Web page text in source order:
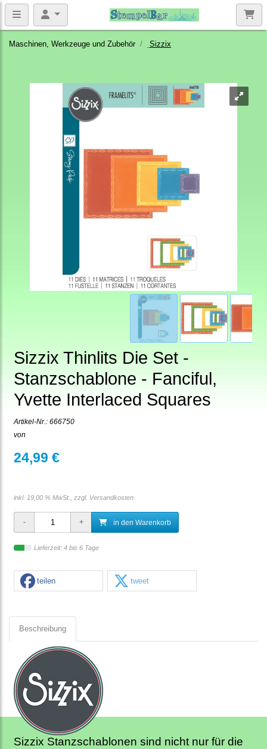
Maschinen, Werkzeuge und Zubehör Sizzix
Sizzix Thinlits Die Set -
Stanzschablone - Fanciful,
Yvette Interlaced Squares
Artikel-Nr.: 666750
von
24,99 €
inkl. 19,00 % MwSt., zzgl. Versandkosten
in den Warenkorb
Lieferzeit: 4 bis 6 Tage
teilen tweet
Beschreibung
Sizzix Stanzschablonen sind nicht nur für die